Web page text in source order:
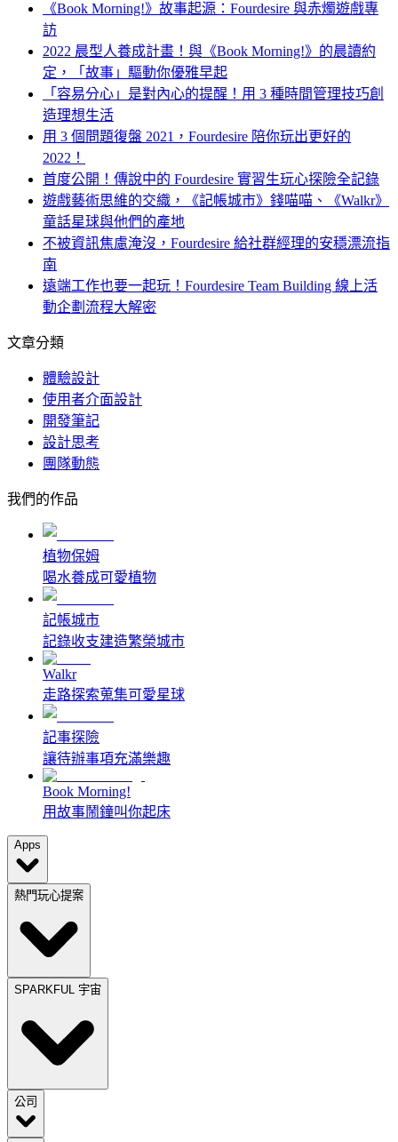
《Book Morning!》故事起源：Fourdesire 與赤燭遊戲專
訪
2022 晨型人養成計畫！與《Book Morning!》的晨讀約
定，「故事」驅動你優雅早起
「容易分心」是對內心的提醒！用 3 種時間管理技巧創
造理想生活
用 3 個問題復盤 2021，Fourdesire 陪你玩出更好的
2022！
首度公開！傳說中的 Fourdesire 實習生玩心探險全記錄
遊戲藝術思維的交織，《記帳城市》錢喵喵、《Walkr》
童話星球與他們的產地
不被資訊焦慮淹沒，Fourdesire 給社群經理的安穩漂流指
南
遠端工作也要一起玩！Fourdesire Team Building 線上活
動企劃流程大解密
文章分類
體驗設計
使用者介面設計
開發筆記
設計思考
團隊動態
我們的作品
植物保姆
喝水養成可愛植物
記帳城市
記錄收支建造繁榮城市
Walkr
走路探索蒐集可愛星球
記事探險
讓待辦事項充滿樂趣
Book Morning!
用故事鬧鐘叫你起床
Apps
熱門玩心提案
SPARKFUL 宇宙
公司